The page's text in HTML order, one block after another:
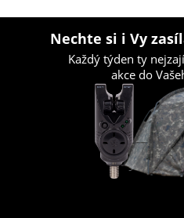
Nechte si i Vy
Každý týden ty
akce do